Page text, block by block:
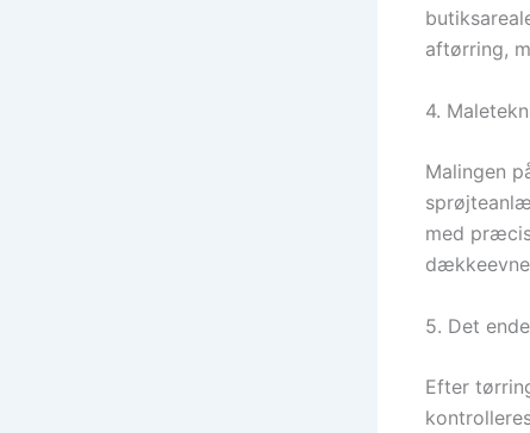
aftørring,
4.
Malingen
med
5. Det
Efter